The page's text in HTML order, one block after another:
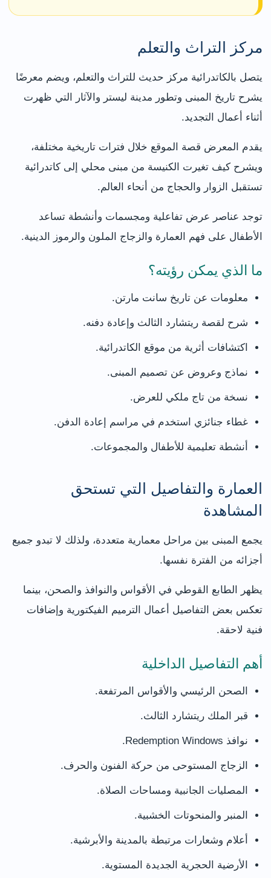
مركز التراث والتعلم
يتصل بالكاتدرائية مركز حديث للتراث والتعلم، ويضم معرضًا
يشرح تاريخ المبنى وتطور مدينة ليستر والآثار التي ظهرت
أثناء أعمال التجديد.
يقدم المعرض قصة الموقع خلال فترات تاريخية مختلفة،
ويشرح كيف تغيرت الكنيسة من مبنى محلي إلى كاتدرائية
تستقبل الزوار والحجاج من أنحاء العالم.
توجد عناصر عرض تفاعلية ومجسمات وأنشطة تساعد
الأطفال على فهم العمارة والزجاج الملون والرموز الدينية.
ما الذي يمكن رؤيته؟
معلومات عن تاريخ سانت مارتن.
شرح لقصة ريتشارد الثالث وإعادة دفنه.
اكتشافات أثرية من موقع الكاتدرائية.
نماذج وعروض عن تصميم المبنى.
نسخة من تاج ملكي للعرض.
غطاء جنائزي استخدم في مراسم إعادة الدفن.
أنشطة تعليمية للأطفال والمجموعات.
العمارة والتفاصيل التي تستحق
المشاهدة
يجمع المبنى بين مراحل معمارية متعددة، ولذلك لا تبدو جميع
أجزائه من الفترة نفسها.
يظهر الطابع القوطي في الأقواس والنوافذ والصحن، بينما
تعكس بعض التفاصيل أعمال الترميم الفيكتورية وإضافات
فنية لاحقة.
أهم التفاصيل الداخلية
الصحن الرئيسي والأقواس المرتفعة.
قبر الملك ريتشارد الثالث.
نوافذ Redemption Windows.
الزجاج المستوحى من حركة الفنون والحرف.
المصليات الجانبية ومساحات الصلاة.
المنبر والمنحوتات الخشبية.
أعلام وشعارات مرتبطة بالمدينة والأبرشية.
الأرضية الحجرية الجديدة المستوية.